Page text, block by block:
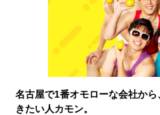
名古屋で1番オモローな会社か
きたい人カモン。